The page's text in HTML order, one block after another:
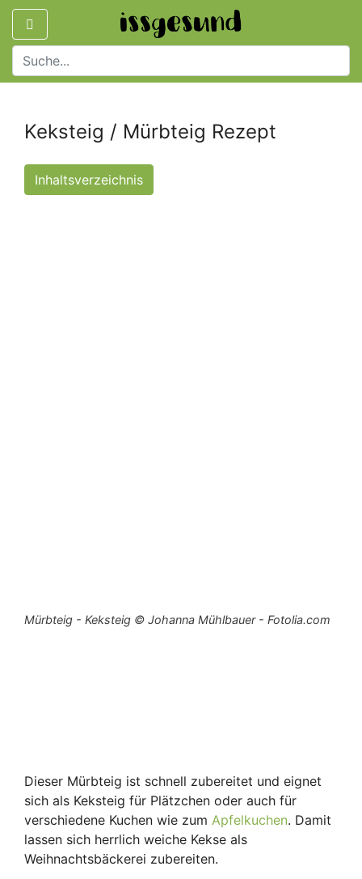
Keksteig / Mürbteig Rezept
Inhaltsverzeichnis
Mürbteig - Keksteig © Johanna Mühlbauer - Fotolia.com
Dieser Mürbteig ist schnell zubereitet und eignet
sich als Keksteig für Plätzchen oder auch für
verschiedene Kuchen wie zum Apfelkuchen. Damit
lassen sich herrlich weiche Kekse als
Weihnachtsbäckerei zubereiten.